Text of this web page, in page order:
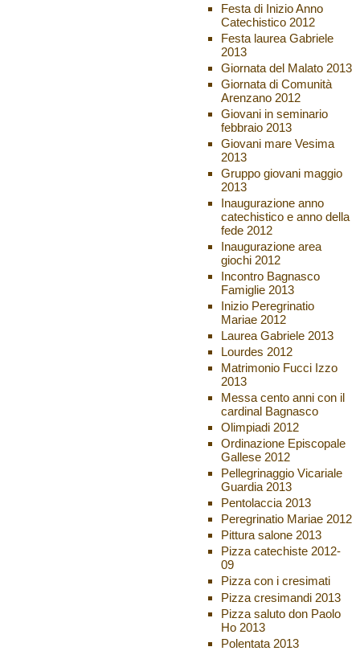
Festa di Inizio Anno
Catechistico 2012
Festa laurea Gabriele
2013
Giornata del Malato 2013
Giornata di Comunità
Arenzano 2012
Giovani in seminario
febbraio 2013
Giovani mare Vesima
2013
Gruppo giovani maggio
2013
Inaugurazione anno
catechistico e anno della
fede 2012
Inaugurazione area
giochi 2012
Incontro Bagnasco
Famiglie 2013
Inizio Peregrinatio
Mariae 2012
Laurea Gabriele 2013
Lourdes 2012
Matrimonio Fucci Izzo
2013
Messa cento anni con il
cardinal Bagnasco
Olimpiadi 2012
Ordinazione Episcopale
Gallese 2012
Pellegrinaggio Vicariale
Guardia 2013
Pentolaccia 2013
Peregrinatio Mariae 2012
Pittura salone 2013
Pizza catechiste 2012-
09
Pizza con i cresimati
Pizza cresimandi 2013
Pizza saluto don Paolo
Ho 2013
Polentata 2013